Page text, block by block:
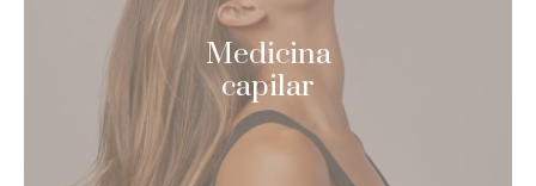
Medicina
capilar